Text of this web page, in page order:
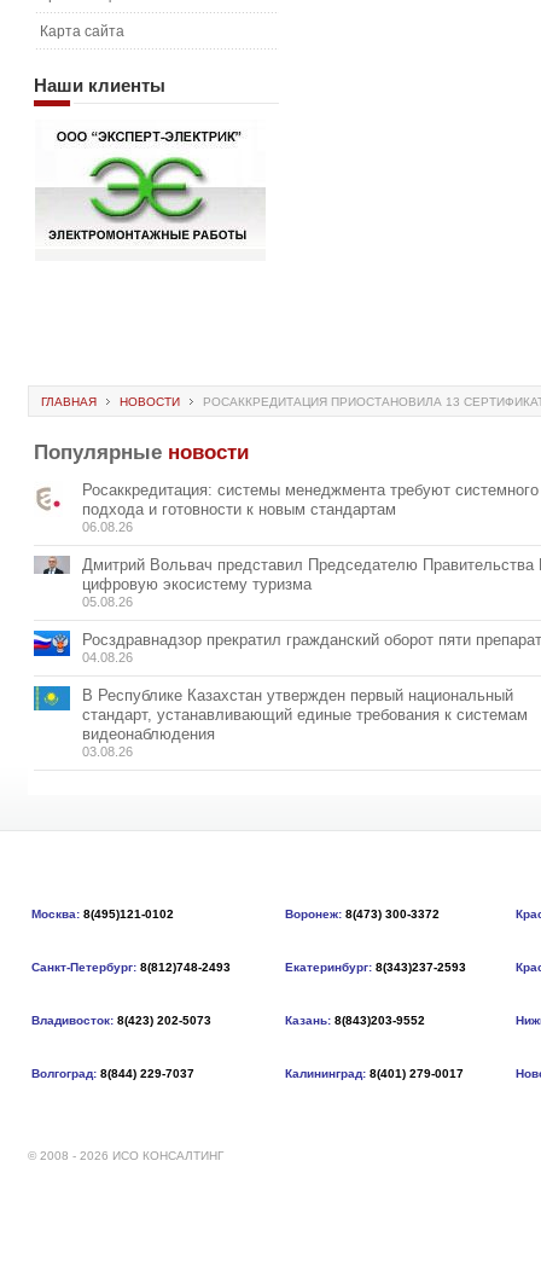
Карта сайта
Наши клиенты
ГЛАВНАЯ НОВОСТИ РОСАККРЕДИТАЦИЯ ПРИОСТАНОВИЛА 13
Популярные новости
Росаккредитация: системы менеджмента требуют системного
подхода и готовности к новым стандартам
06.08.26
Дмитрий Вольвач представил Председателю
цифровую экосистему туризма
05.08.26
Росздравнадзор прекратил гражданский оборот пяти
04.08.26
В Республике Казахстан утвержден первый национальный
стандарт, устанавливающий единые требования к системам
видеонаблюдения
03.08.26
Москва: 8(495)121-0102 Воронеж: 8(473) 300-3372
Санкт-Петербург: 8(812)748-2493 Екатеринбург: 8(343)237-2593
Владивосток: 8(423) 202-5073 Казань: 8(843)203-9552
Волгоград: 8(844) 229-7037 Калининград: 8(401) 279-0017
© 2008 - 2026 ИСО КОНСАЛТИНГ